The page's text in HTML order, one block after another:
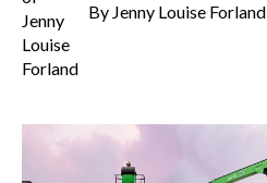
By Jenny Louise Forland